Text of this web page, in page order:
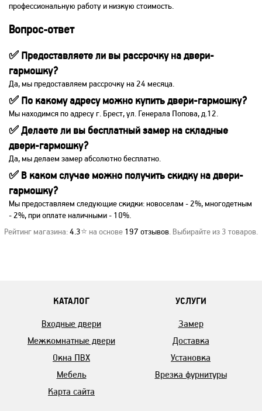
профессиональную работу и низкую стоимость.
Вопрос-ответ
✅ Предоставляете ли вы рассрочку на двери-
гармошку?
Да, мы предоставляем рассрочку на 24 месяца.
✅ По какому адресу можно купить двери-гармошку?
Мы находимся по адресу г. Брест, ул. Генерала Попова, д.12.
✅ Делаете ли вы бесплатный замер на складные
двери-гармошку?
Да, мы делаем замер абсолютно бесплатно.
✅ В каком случае можно получить скидку на двери-
гармошку?
Мы предоставляем следующие скидки: новоселам - 2%, многодетным
- 2%, при оплате наличными - 10%.
Рейтинг магазина:4.3⭐ на основе 197 отзывов. Выбирайте из 3 товаров.
КАТАЛОГ
Входные двери
Межкомнатные двери
Окна ПВХ
Мебель
Карта сайта
УСЛУГИ
Замер
Доставка
Установка
Врезка фурнитуры